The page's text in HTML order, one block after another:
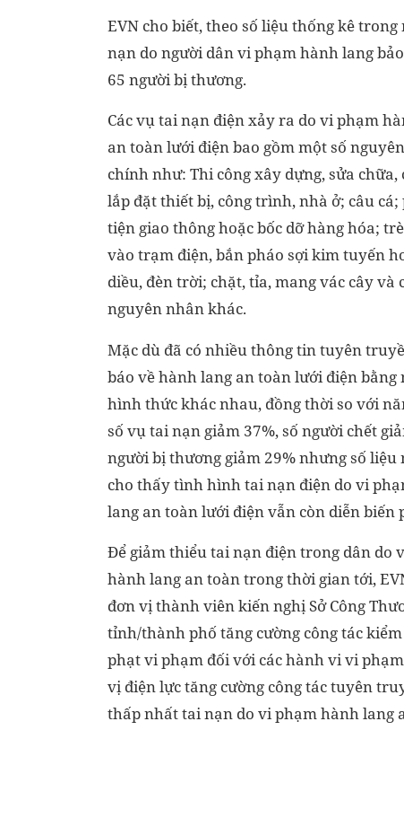
EVN cho biết, theo số liệu thống kê
nạn do người dân vi phạm hành lang
65 người bị thương.
Các vụ tai nạn điện xảy ra do vi phạm
an toàn lưới điện bao gồm một số
chính như: Thi công xây dựng, sửa chữa,
lắp đặt thiết bị, công trình, nhà ở; câu cá;
tiện giao thông hoặc bốc dỡ hàng hóa;
vào trạm điện, bắn pháo sợi kim tuyến
diều, đèn trời; chặt, tỉa, mang vác cây và
nguyên nhân khác.
Mặc dù đã có nhiều thông tin tuyên
báo về hành lang an toàn lưới điện bằng
hình thức khác nhau, đồng thời so với
số vụ tai nạn giảm 37%, số người chết
người bị thương giảm 29% nhưng số liệu
cho thấy tình hình tai nạn điện do vi
lang an toàn lưới điện vẫn còn diễn biến
Để giảm thiểu tai nạn điện trong dân do
hành lang an toàn trong thời gian tới,
đơn vị thành viên kiến nghị Sở Công
tỉnh/thành phố tăng cường công tác
phạt vi phạm đối với các hành vi vi
vị điện lực tăng cường công tác tuyên
thấp nhất tai nạn do vi phạm hành lang